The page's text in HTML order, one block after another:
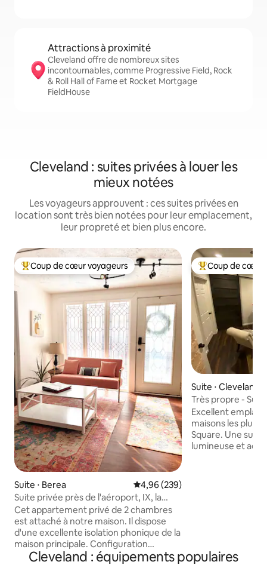
Attractions à proximité
Cleveland offre de nombreux sites
incontournables, comme Progressive Field, Rock
& Roll Hall of Fame et Rocket Mortgage
FieldHouse
Cleveland : suites privées à louer les
mieux notées
Les voyageurs approuvent : ces suites privées en
location sont très bien notées pour leur emplacement,
leur propreté et bien plus encore.
Coups de cœur voyageurs les plus appréciés
Coup de cœur voyageurs
Suite ⋅ Berea Évaluation moyenne sur la
4,96 (239)
Suite privée près de l'aéroport, IX, la
NASA et BW
Cet appartement privé de 2 chambres
est attaché à notre maison. Il dispose
d'une excellente isolation phonique de la
maison principale. Configuration
similaire à un duplex côte à côte, avec
Coups de cœur
Coup de cœur
Suite ⋅ Cleveland
Très propre -
Emplacement
Excellent
maisons les plus
Square. Une suite parentale privée,
lumineuse et
verrouillée par
Cleveland : équipements populaires